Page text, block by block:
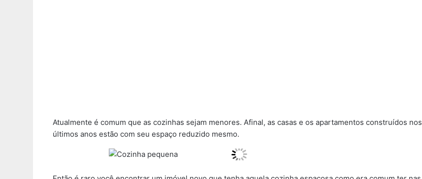
Atualmente é comum que as cozinhas sejam menores. Afinal, as casas e os apartamentos construídos nos
últimos anos estão com seu espaço reduzido mesmo.